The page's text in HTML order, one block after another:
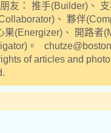
友： 推手(Builder)、 支
、 夥伴
果(Energizer)、 開路者
。
of articles and